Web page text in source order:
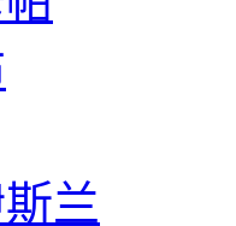
兰